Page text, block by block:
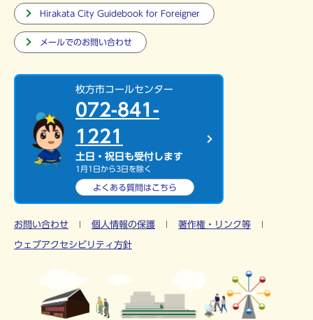
Hirakata City Guidebook for Foreigner
メールでのお問い合わせ
枚方市コールセンター
072-841-
1221
土日・祝日も受付します
1月1日から3日を除く
よくある質問はこちら
お問い合わせ 個人情報の保護 著作権・リンク等
ウェブアクセシビリティ方針